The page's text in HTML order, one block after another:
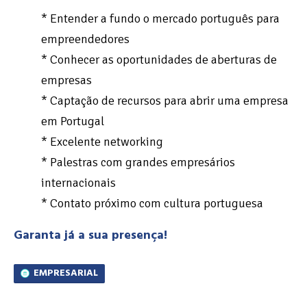
* Entender a fundo o mercado português para
empreendedores
* Conhecer as oportunidades de aberturas de
empresas
* Captação de recursos para abrir uma empresa
em Portugal
* Excelente networking
* Palestras com grandes empresários
internacionais
* Contato próximo com cultura portuguesa
Garanta já a sua presença!
EMPRESARIAL